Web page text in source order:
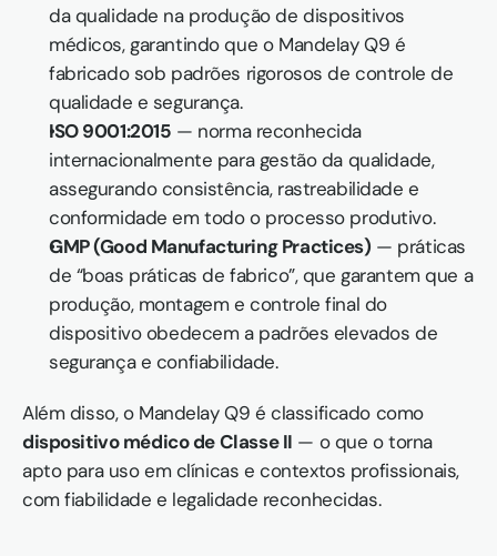
da qualidade na produção de dispositivos
médicos, garantindo que o Mandelay Q9 é
fabricado sob padrões rigorosos de controle de
qualidade e segurança.
ISO 9001:2015 — norma reconhecida
internacionalmente para gestão da qualidade,
assegurando consistência, rastreabilidade e
conformidade em todo o processo produtivo.
GMP (Good Manufacturing Practices) — práticas
de “boas práticas de fabrico”, que garantem que a
produção, montagem e controle final do
dispositivo obedecem a padrões elevados de
segurança e confiabilidade.
Além disso, o Mandelay Q9 é classificado como
dispositivo médico de Classe II — o que o torna
apto para uso em clínicas e contextos profissionais,
com fiabilidade e legalidade reconhecidas.